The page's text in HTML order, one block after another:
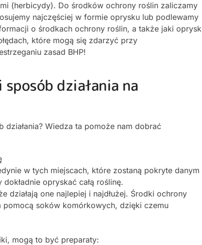
(herbicydy). Do środków ochrony roślin zaliczamy
najczęściej w formie oprysku lub podlewamy
o środkach ochrony roślin, a także jaki oprysk
które mogą się zdarzyć przy
zasad BHP!
działania na
Wiedza ta pomoże nam dobrać
w tych miejscach, które zostaną pokryte danym
opryskać całą roślinę.
działają one najlepiej i najdłużej. Środki ochrony
soków komórkowych, dzięki czemu
mogą to być preparaty: